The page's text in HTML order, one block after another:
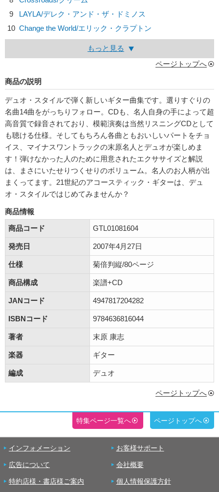
9
LAYLA/デレク・アンド・ザ・ドミノス
10 Change the World/エリック・クラプトン
もっと見る
ページトップへ
商品の説明
デュオ・スタイルで弾く新しいギター曲集です。選りすぐりの
名曲14曲をがっちりフォロー。CDも、名人自身の手によって超
高音質で録音されており、模範演奏は当然リスニングCDとして
も聴ける仕様。そしてもちろん各曲ともおいしいパートをチョ
イス、マイナスワントラックの末原名人とデュオが楽しめま
す！弾けなかった人のために用意されたエクササイズと解説
は、まさにいたせりつくせりのボリューム。名人のお人柄が出
まくってます。21世紀のアコースティック・ギターは、デュ
オ・スタイルではじめてみませんか？
商品情報
商品コード
GTL01081604
発売日 2007年4月27日
仕様 菊倍判縦/80ページ
商品構成 楽譜+CD
JANコード 4947817204282
ISBNコード 9784636816044
著者 末原 康志
楽器 ギター
編成 デュオ
ページトップへ
特集ページ一覧へ ページトップへ
インフォメーション お客様サポート
広告について 会社概要
特約店様・書店様ご案内 個人情報保護方針